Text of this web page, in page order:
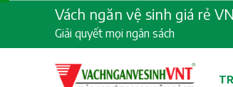
content
Vách ngăn vệ sinh giá rẻ
Giải quyết mọi ngân sách